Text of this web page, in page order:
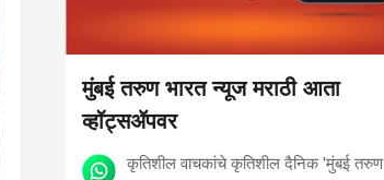
मुंबई तरुण भारत न्यूज मराठी आता
व्हॉट्सॲपवर
कृतिशील वाचकांचे कृतिशील दैनिक 'मुंबई तरुण